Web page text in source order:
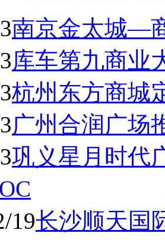
南京金太城—
库车第九商业
杭州东方商城
广州合润广场
巩义星月时代
19长沙顺天国